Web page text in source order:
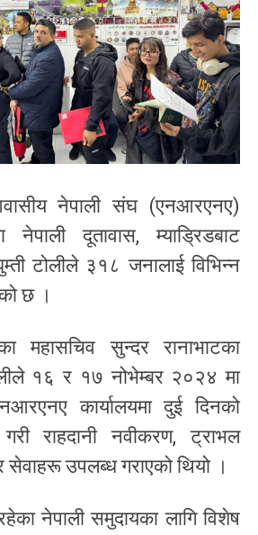
नेपाली संघ (एनआरएनए)
नेपाली दूतावास, म्याड्रिडबाट
टोलीले ३१८ जनालाई विभिन्न
छ ।
महासचिव सुन्दर रानाभाटका
१६ र १७ नोभेम्बर २०२४ मा
कार्यालयमा दुई दिनको
राहदानी नवीकरण, ट्राभल
उपलब्ध गराएको थियो ।
नेपाली समुदायका लागि विशेष